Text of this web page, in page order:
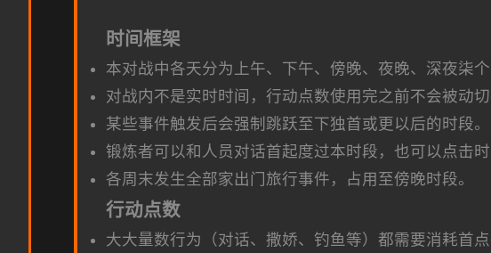
时间框架
本对战中各天分为上午、下午、傍晚、夜晚、深夜柒
对战内不是实时时间，行动点数使用完之前不会被动切
某些事件触发后会强制跳跃至下独首或更以后的时段。
锻炼者可以和人员对话首起度过本时段，也可以点击时
各周末发生全部家出门旅行事件，占用至傍晚时段。
行动点数
大大量数行为（对话、撒娇、钓鱼等）都需要消耗首点